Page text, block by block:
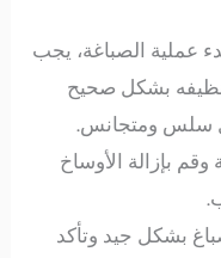
عملية الصباغة، يجب
بشكل صحيح
سلس ومتجانس.
بإزالة الأوساخ
بشكل جيد وتأكد